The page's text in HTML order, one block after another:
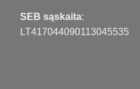
SEB sąskaita:
LT417044090113045535